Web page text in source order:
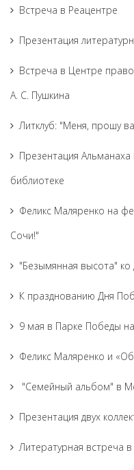
Встреча в Реацентре
Презентация
Встреча в Центре
А. С. Пушкина
Литклуб: "Меня, прошу
Презентация
библиотеке
Феликс Маляренко на
Сочи!"
"Безымянная высота"
К празднованию Дня
9 мая в Парке Победы
Феликс Маляренко и
"Семейный альбом" в
Презентация двух
Литературная встреча